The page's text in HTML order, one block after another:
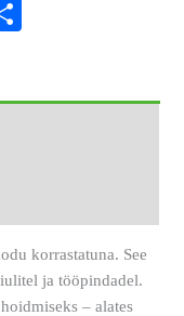
korrastatuna. See
ja tööpindadel.
– alates